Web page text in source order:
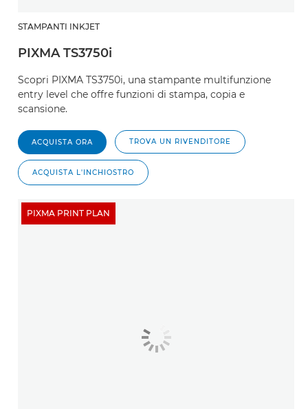
STAMPANTI INKJET
PIXMA TS3750i
Scopri PIXMA TS3750i, una stampante multifunzione
entry level che offre funzioni di stampa, copia e
scansione.
ACQUISTA ORA TROVA UN RIVENDITORE
ACQUISTA L'INCHIOSTRO
PIXMA PRINT PLAN